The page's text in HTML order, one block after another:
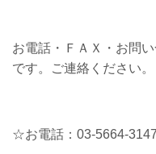
お電話・ＦＡＸ・お問
です。ご連絡ください。
☆お電話：03-5664-